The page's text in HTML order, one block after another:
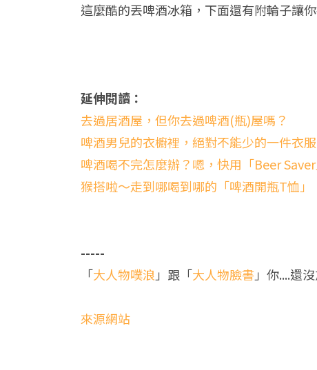
這麼酷的丟啤酒冰箱，下面還有附輪子讓
延伸閱讀：
去過居酒屋，但你去過啤酒(瓶)屋嗎？
啤酒男兒的衣櫥裡，絕對不能少的一件衣
啤酒喝不完怎麼辦？嗯，快用「Beer Saver
猴搭啦～走到哪喝到哪的「啤酒開瓶T恤」
-----
「大人物噗浪」跟「大人物臉書」你....還
來源網站